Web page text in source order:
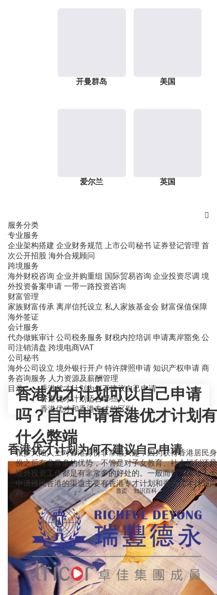
开曼群岛 美国
爱尔兰 英国

服务分类
专业服务
企业架构搭建 企业财务规范 上市公司秘书 证券登记管理 首
次公开招股 海外合规顾问
跨境服务
海外财税咨询 企业并购重组 国际贸易咨询 企业投资尽调 境
外投资备案申请 一带一路投资咨询
财富管理
家族财富传承 离岸信托设立 私人家族基金会 财富保值保障
海外签证
会计服务
代办做账审计 公司税务服务 财税内控培训 申请离岸豁免 公
司注销清盘 跨境电商VAT
公司秘书
海外公司设立 境外银行开户 特许牌照申请 知识产权申请 商
务咨询服务 人力资源及薪酬管理
当前位置：首页>知识百科>
香港优才计划可以自己申请
吗？自己申请香港优才计划有
什么弊端
很多大陆人士对香港身份非常感兴趣，因为获得香港居民身
份之后有非常多的优势，不管是对子女教育、社会福利还是
境外投资工作都是有非常多的好处的。一般而言，大陆人士
申请移民香港的渠道主要有香港专才计划和香港优才计划两
种。
目录
香港优才计划为何不建议自己申请
香港优才计划适合哪些人
香港优才和香港专才的区别
香港优才计划为何不建议自己申请